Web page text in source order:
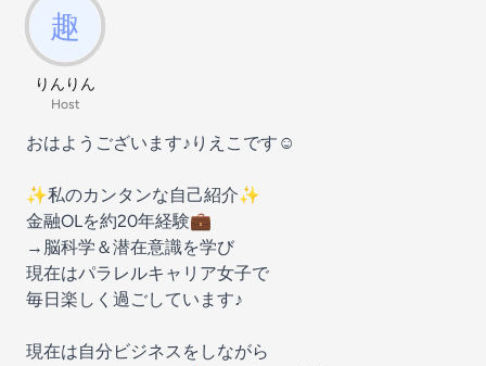
りんりん
Host
おはようございます♪りえこです☺️
✨私のカンタンな自己紹介✨
金融OLを約20年経験💼
→脳科学＆潜在意識を学び
現在はパラレルキャリア女子で
毎日楽しく過ごしています♪
現在は自分ビジネスをしながら